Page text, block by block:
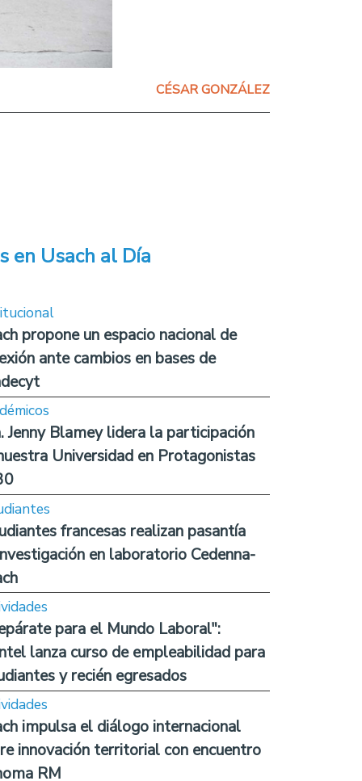
CÉSAR GONZÁLEZ
en Usach al Día
propone un espacio nacional de
ante cambios en bases de
Jenny Blamey lidera la participación
Universidad en Protagonistas
francesas realizan pasantía
en laboratorio Cedenna-
para el Mundo Laboral":
lanza curso de empleabilidad para
y recién egresados
impulsa el diálogo internacional
innovación territorial con encuentro
RM